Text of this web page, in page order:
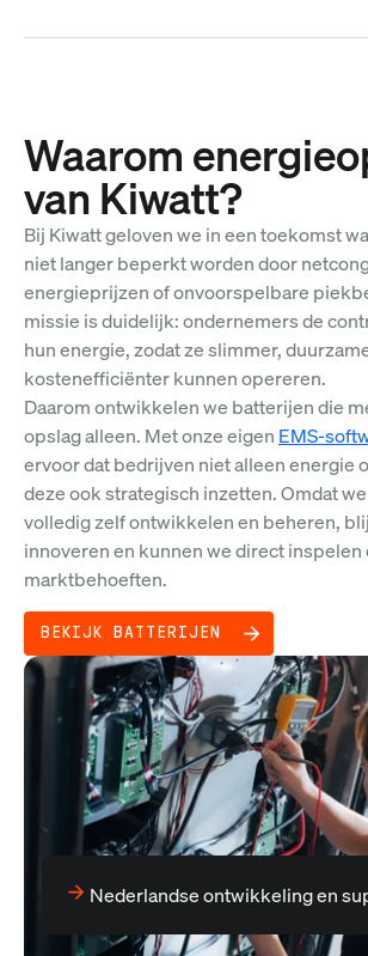
Waarom
van Kiwatt?
Bij Kiwatt geloven we in een toekomst
niet langer beperkt worden door
energieprijzen of onvoorspelbare
missie is duidelijk: ondernemers de
hun energie, zodat ze slimmer,
kostenefficiënter kunnen opereren.
Daarom ontwikkelen we batterijen die
opslag alleen. Met onze eigen EMS-
ervoor dat bedrijven niet alleen energie
deze ook strategisch inzetten. Omdat
volledig zelf ontwikkelen en beheren,
innoveren en kunnen we direct
marktbehoeften.
BEKIJK BATTERIJEN
Nederlandse ontwikkeling en